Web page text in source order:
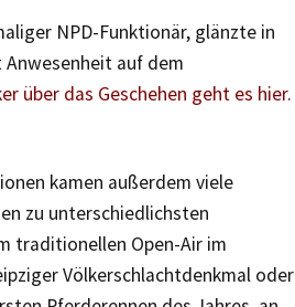
NPD-Funktionär, glänzte in
auf dem
über das Geschehen geht es hier.
kamen außerdem viele
zu unterschiedlichsten
traditionellen Open-Air im
Völkerschlachtdenkmal oder